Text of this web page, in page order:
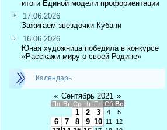
итоги Единой модели профориентации
17.06.2026
Зажигаем звездочки Кубани
16.06.2026
Юная художница победила в конкурсе
«Расскажи миру о своей Родине»
Календарь
« Сентябрь 2021 »
Пн Вт Ср Чт Пт Сб Вс
1 2 3 4 5
6 7 8 9 10 11 12